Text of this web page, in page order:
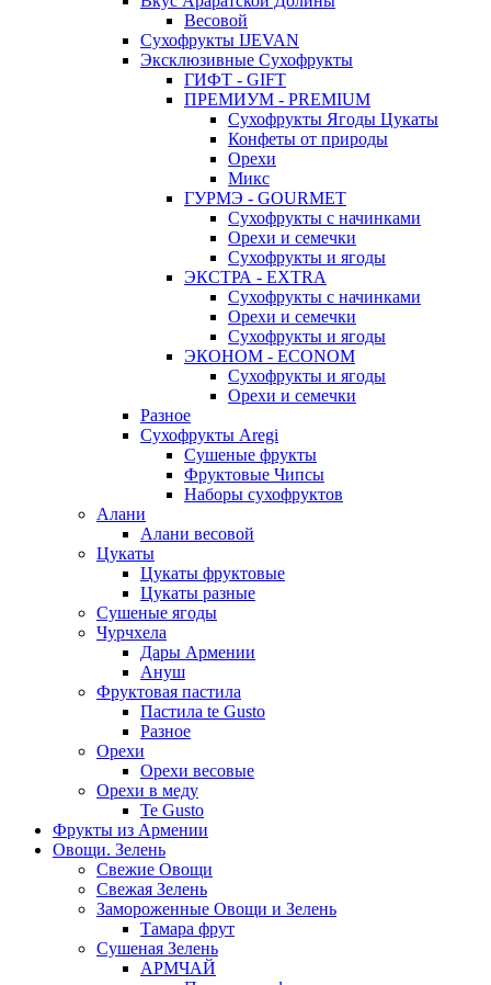
Весовой
Сухофрукты IJEVAN
Эксклюзивные Сухофрукты
ГИФТ - GIFT
ПРЕМИУМ - PREMIUM
Сухофрукты Ягоды Цукаты
Конфеты от природы
Орехи
Микс
ГУРМЭ - GOURMET
Сухофрукты с начинками
Орехи и семечки
Сухофрукты и ягоды
ЭКСТРА - EXTRA
Сухофрукты с начинками
Орехи и семечки
Сухофрукты и ягоды
ЭКОНОМ - ECONOM
Сухофрукты и ягоды
Орехи и семечки
Разное
Сухофрукты Aregi
Сушеные фрукты
Фруктовые Чипсы
Наборы сухофруктов
Алани
Алани весовой
Цукаты
Цукаты фруктовые
Цукаты разные
Сушеные ягоды
Чурчхела
Дары Армении
Ануш
Фруктовая пастила
Пастила te Gusto
Разное
Орехи
Орехи весовые
Орехи в меду
Te Gusto
Фрукты из Армении
Овощи. Зелень
Свежие Овощи
Свежая Зелень
Замороженные Овощи и Зелень
Тамара фрут
Сушеная Зелень
АРМЧАЙ